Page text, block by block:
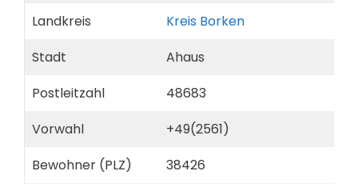
Landkreis
Kreis Borken
Stadt
Ahaus
Postleitzahl
48683
Vorwahl
+49(2561)
Bewohner (PLZ)
38426